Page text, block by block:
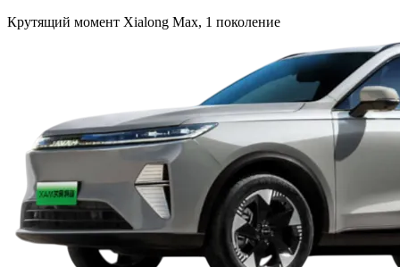
Крутящий момент Xialong Max, 1 поколение